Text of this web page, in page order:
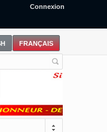
Connexion